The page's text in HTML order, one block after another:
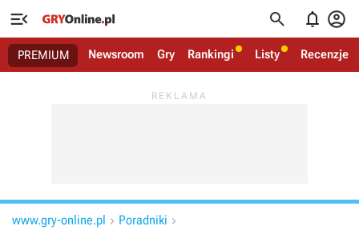
   
PREMIUM Newsroom Gry Rankingi Listy Recenzje
www.gry-online.pl  Poradniki 